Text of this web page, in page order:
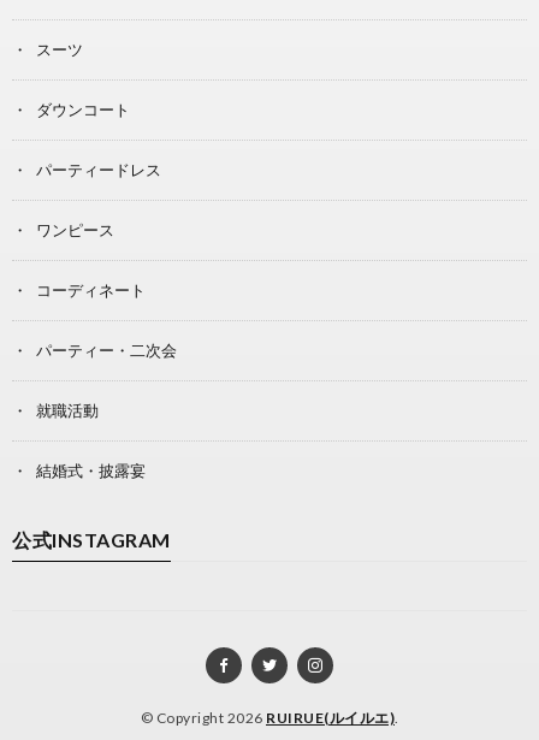
スーツ
ダウンコート
パーティードレス
ワンピース
コーディネート
パーティー・二次会
就職活動
結婚式・披露宴
公式INSTAGRAM
© Copyright 2026 RUIRUE(ルイルエ)